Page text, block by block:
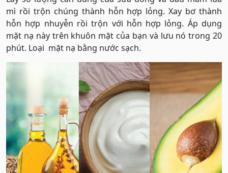
mì rồi trộn chúng thành hỗn hợp lỏng. Xay bơ thành
hỗn hợp nhuyễn rồi trộn với hỗn hợp lỏng. Áp dụng
mặt nạ này trên khuôn mặt của bạn và lưu nó trong 20
phút. Loại mặt nạ bằng nước sạch.